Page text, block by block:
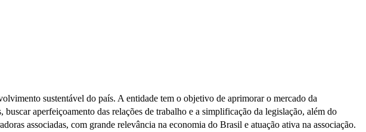
sustentável do país. A entidade tem o objetivo de aprimorar o mercado da
aperfeiçoamento das relações de trabalho e a simplificação da legislação, além do
associadas, com grande relevância na economia do Brasil e atuação ativa na associação.